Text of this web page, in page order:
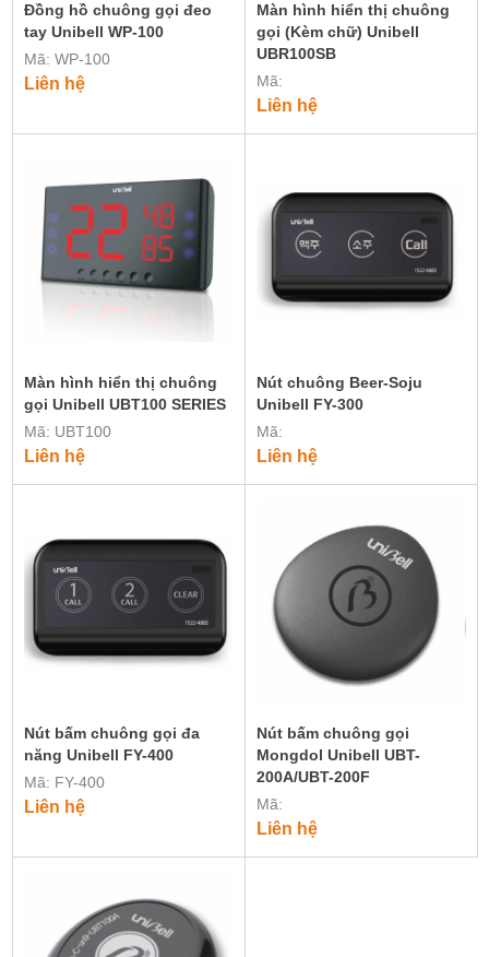
Đồng hồ chuông gọi đeo
tay Unibell WP-100
Mã: WP-100
Liên hệ
Màn hình hiển thị chuông
gọi (Kèm chữ) Unibell
UBR100SB
Mã:
Liên hệ
Màn hình hiển thị chuông
gọi Unibell UBT100 SERIES
Mã: UBT100
Liên hệ
Nút chuông Beer-Soju
Unibell FY-300
Mã:
Liên hệ
Nút bấm chuông gọi đa
năng Unibell FY-400
Mã: FY-400
Liên hệ
Nút bấm chuông gọi
Mongdol Unibell UBT-
200A/UBT-200F
Mã:
Liên hệ